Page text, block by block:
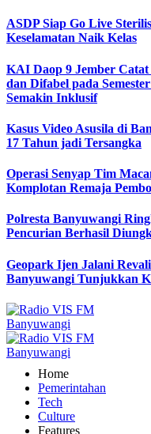
ASDP Siap Go Live
Keselamatan Naik Kelas
KAI Daop 9 Jember
dan Difabel pada
Semakin Inklusif
Kasus Video Asusila di
17 Tahun jadi Tersangka
Operasi Senyap Tim
Komplotan Remaja
Polresta Banyuwangi
Pencurian Berhasil
Geopark Ijen Jalani
Banyuwangi Tunjukkan
Home
Pemerintahan
Tech
Culture
Features